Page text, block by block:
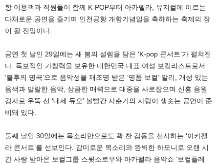
항 이용객과 직원들이 함께 K-POP부터 아카펠라, 뮤지컬에 이르는
다채로운 공연을 즐기며 인천공항 개항기념일을 축하하는 축제의 장
이 될 전망이다.
공연 첫 날인 29일에는 새 봄의 설렘을 담은 ‘K-pop 콘서트’가 펼쳐진
다. 독보적인 가창력을 보유한 대한민국 대표 여성 보컬리스트로서
‘불후의 명곡’으로 음악성을 재조명 받은 ‘명품 보컬’ 알리, 개성 있는
음색과 발랄한 음악, 상큼한 매력으로 대중을 사로잡으며 신흥 음원
강자로 우뚝 선 ‘대세 듀오’ 볼빨간 사춘기의 사랑이 샘솟는 공연이 준
비돼 있다.
둘째 날인 30일에는 목소리만으로도 꽉 찬 감동을 선사하는 ‘아카펠
라 콘서트’를 선보인다. 감미로운 목소리와 완벽한 하모니로 오랜 시
간 사랑 받아온 보컬그룹 스윗소로우와 아카펠라 음악쇼 ‘보컬플레